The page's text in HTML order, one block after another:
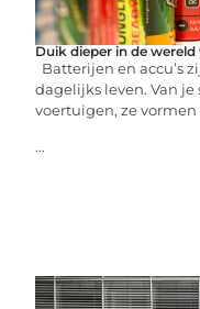
Duik dieper in de
Batterijen en accu’s
dagelijks leven. Van
voertuigen, ze
...